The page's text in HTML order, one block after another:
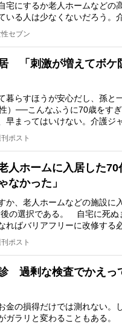
宅にするか老人ホームなどの
いる人は少なくないだろう。
セブン
「刺激が増えてボケ
暮らすほうが安心だし、孫と
）──こんなふうに70歳をすぎ
早まってはいけない。介護ジ
ポスト
人ホームに入居した70
なかった」
、老人ホームなどの施設に
後の選択である。 自宅に死ぬ
ればバリアフリーに改修する
ポスト
過剰な検査でかえっ
金の損得だけでは測れない。
ガラリと変わることもある